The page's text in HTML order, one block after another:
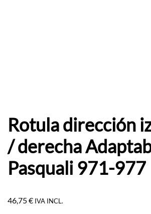
Rotula dirección
/ derecha
Pasquali 971-977
46,75€ IVA INCL.